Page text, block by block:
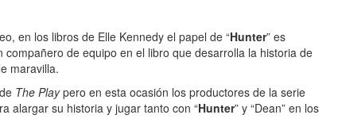
en los libros de Elle Kennedy el papel de “Hunter” es
de equipo en el libro que desarrolla la historia de
maravilla.
The Playpero en esta ocasión los productores de la serie
alargar su historia y jugar tanto con “Hunter” y “Dean” en los